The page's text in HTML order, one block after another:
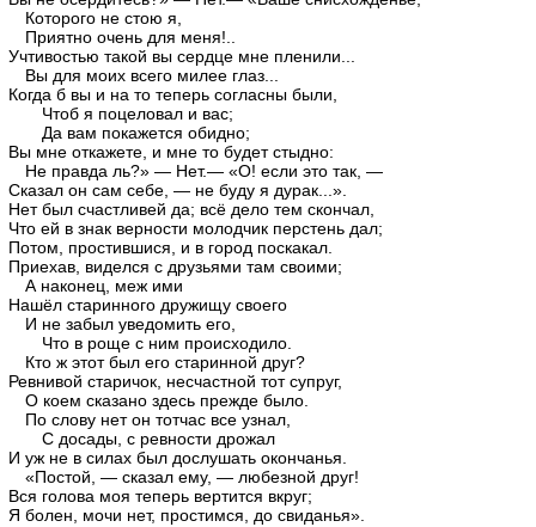
Которого не стою я,
Приятно очень для меня!..
Учтивостью такой вы сердце мне пленили...
Вы для моих всего милее глаз...
Когда б вы и на то теперь согласны были,
Чтоб я поцеловал и вас;
Да вам покажется обидно;
Вы мне откажете, и мне то будет стыдно:
Не правда ль?» — Нет.— «О! если это так, —
Сказал он сам себе, — не буду я дурак...».
Нет был счастливей да; всё дело тем скончал,
Что ей в знак верности молодчик перстень дал;
Потом, простившися, и в город поскакал.
Приехав, виделся с друзьями там своими;
А наконец, меж ими
Нашёл старинного дружищу своего
И не забыл уведомить его,
Что в роще с ним происходило.
Кто ж этот был его старинной друг?
Ревнивой старичок, несчастной тот супруг,
О коем сказано здесь прежде было.
По слову нет он тотчас все узнал,
С досады, с ревности дрожал
И уж не в силах был дослушать окончанья.
«Постой, — сказал ему, — любезной друг!
Вся голова моя теперь вертится вкруг;
Я болен, мочи нет, простимся, до свиданья».